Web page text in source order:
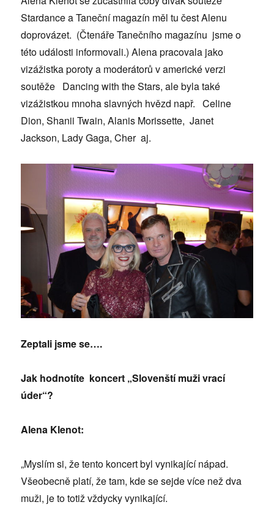
Stardance a Taneční magazín měl tu čest Alenu
doprovázet. (Čtenáře Tanečního magazínu jsme o
této události informovali.) Alena pracovala jako
vizážistka poroty a moderátorů v americké verzi
soutěže Dancing with the Stars, ale byla také
vizážistkou mnoha slavných hvězd např. Celine
Dion, Shanii Twain, Alanis Morissette, Janet
Jackson, Lady Gaga, Cher aj.
Zeptali jsme se….
Jak hodnotíte koncert „Slovenští muži vrací
úder“?
Alena Klenot:
„Myslím si, že tento koncert byl vynikající nápad.
Všeobecně platí, že tam, kde se sejde více než dva
muži, je to totiž vždycky vynikající.